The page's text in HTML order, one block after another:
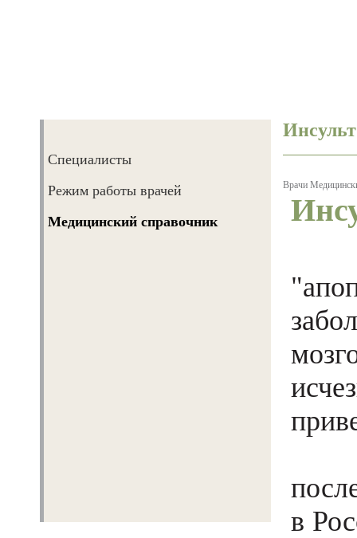
Врачи
Специалисты
Режим работы врачей
Медицинский справочник
Диагностика
Лечение
Инсульт
Врачи
в